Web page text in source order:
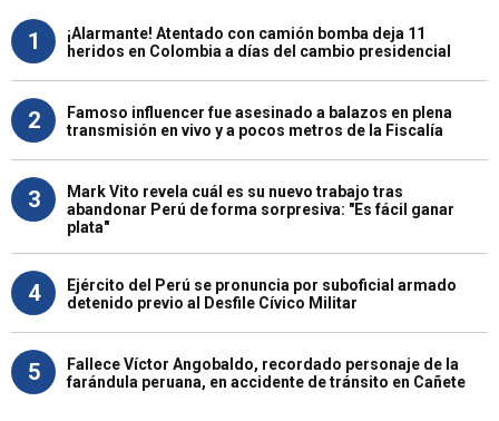
1
¡Alarmante! Atentado con camión bomba deja 11
heridos en Colombia a días del cambio presidencial
2
Famoso influencer fue asesinado a balazos en plena
transmisión en vivo y a pocos metros de la Fiscalía
3
Mark Vito revela cuál es su nuevo trabajo tras
abandonar Perú de forma sorpresiva: "Es fácil ganar
plata"
4
Ejército del Perú se pronuncia por suboficial armado
detenido previo al Desfile Cívico Militar
5
Fallece Víctor Angobaldo, recordado personaje de la
farándula peruana, en accidente de tránsito en Cañete